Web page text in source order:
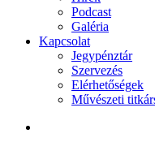
Podcast
Galéria
Kapcsolat
Jegypénztár
Szervezés
Elérhetőségek
Művészeti